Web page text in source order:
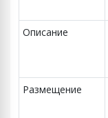
Описание
Размещение